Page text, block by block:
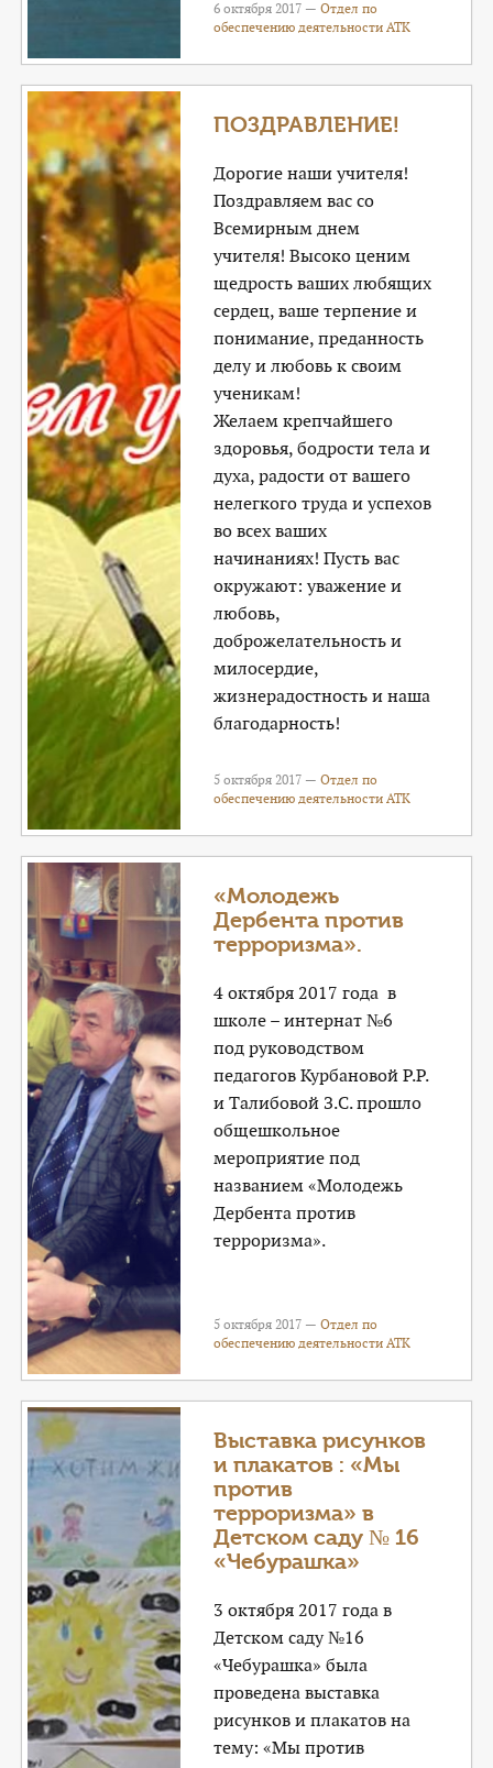
6 октября 2017 —Отдел по
обеспечению деятельности АТК
ПОЗДРАВЛЕНИЕ!
Дорогие наши учителя!
Поздравляем вас со
Всемирным днем
учителя! Высоко ценим
щедрость ваших любящих
сердец, ваше терпение и
понимание, преданность
делу и любовь к своим
ученикам!
Желаем крепчайшего
здоровья, бодрости тела и
духа, радости от вашего
нелегкого труда и успехов
во всех ваших
начинаниях! Пусть вас
окружают: уважение и
любовь,
доброжелательность и
милосердие,
жизнерадостность и наша
благодарность!
5 октября 2017 —Отдел по
обеспечению деятельности АТК
«Молодежь
Дербента против
терроризма».
4 октября 2017 года в
школе – интернат №6
под руководством
педагогов Курбановой Р.Р.
и Талибовой З.С. прошло
общешкольное
мероприятие под
названием «Молодежь
Дербента против
терроризма».
5 октября 2017 —Отдел по
обеспечению деятельности АТК
Выставка рисунков
и плакатов : «Мы
против
терроризма» в
Детском саду № 16
«Чебурашка»
3 октября 2017 года в
Детском саду №16
«Чебурашка» была
проведена выставка
рисунков и плакатов на
тему: «Мы против